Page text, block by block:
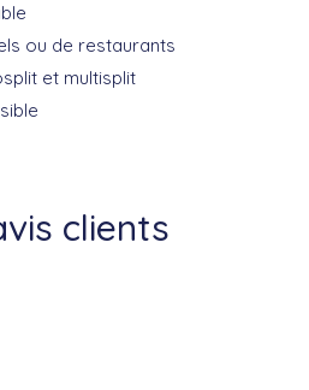
ou de restaurants
et multisplit
clients